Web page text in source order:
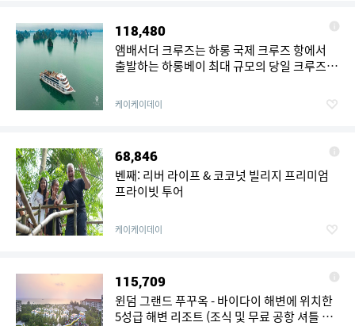
118,480
앰배서더 크루즈는 하롱 국제 크루즈 항에서
출발하는 하롱베이 최대 규모의 당일 크루즈입
케이케이데이
68,846
벤째: 리버 라이프 & 코코넛 빌리지 프리미엄
프라이빗 투어
케이케이데이
115,709
윈덤 그랜드 푸꾸옥 - 바이다이 해변에 위치한
5성급 해변 리조트 (조식 및 무료 공항 셔틀 제